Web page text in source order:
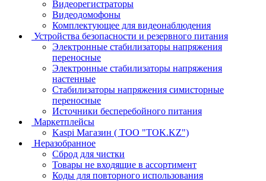
Видеорегистраторы
Видеодомофоны
Комплектующее для видеонаблюдения
Устройства безопасности и резервного питания
Электронные стабилизаторы напряжения
переносные
Электронные стабилизаторы напряжения
настенные
Стабилизаторы напряжения симисторные
переносные
Источники бесперебойного питания
Маркетплейсы
Kaspi Магазин ( ТОО "TOK.KZ")
Неразобранное
Сброд для чистки
Товары не входящие в ассортимент
Коды для повторного использования